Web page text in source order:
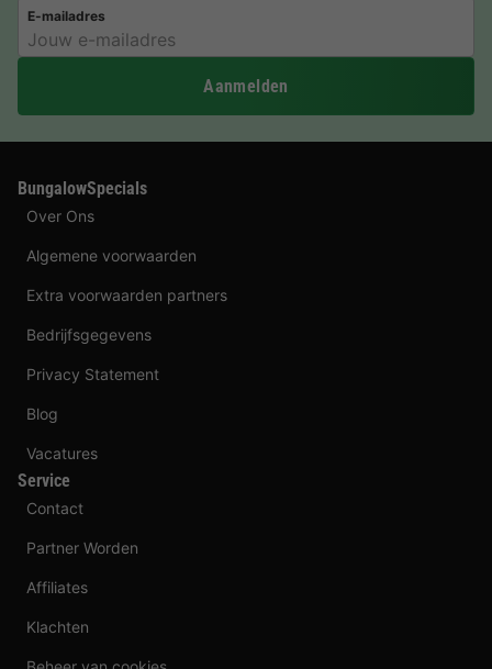
E-mailadres
Aanmelden
BungalowSpecials
Over Ons
Algemene voorwaarden
Extra voorwaarden partners
Bedrijfsgegevens
Privacy Statement
Blog
Vacatures
Service
Contact
Partner Worden
Affiliates
Klachten